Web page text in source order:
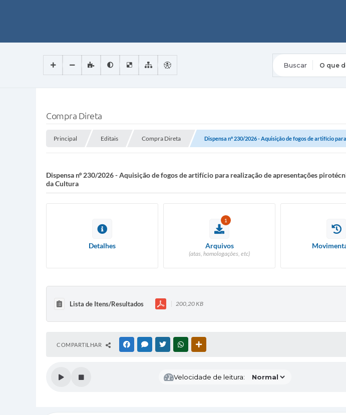
Compra Direta
Principal Editais Compra Direta Dispensa nº 230/2026 - Aquisição de fogos de artifício
Dispensa nº 230/2026 - Aquisição de fogos de artifício para realização de apresentações
da Cultura
Detalhes
1
Arquivos
(atas, homologações, etc)
Lista de Itens/Resultados 200,20 KB
COMPARTILHAR FACEBOOKMESSENGER
TWITTERWHATSAPP
Velocidade de leitura: